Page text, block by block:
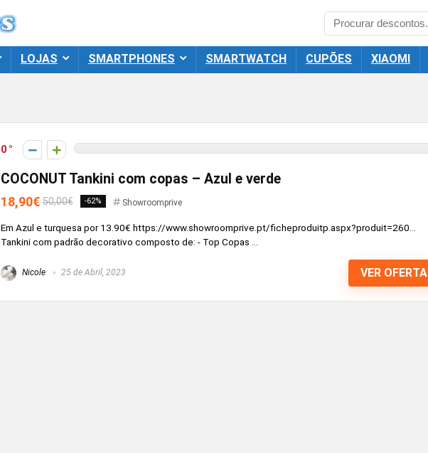
LOJAS SMARTPHONES SMARTWATCH CUPÕES XIAOMI
0
COCONUT Tankini com copas – Azul e verde
18,90€ 50,00€ -62% Showroomprive
Em Azul e turquesa por 13.90€ https://www.showroomprive.pt/ficheproduitp.aspx?produit=260...
Tankini com padrão decorativo composto de: - Top Copas ...
Nicole 25 de Abril, 2023 VER OFERTA